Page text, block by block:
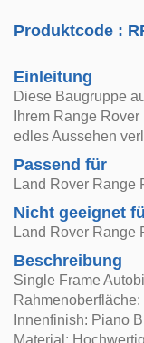
Produktcode :
Einleitung
Diese Baugruppe
Ihrem Range
edles Aussehen
Passend für
Land Rover Range
Nicht geeignet
Land Rover Range
Beschreibung
Single Frame
Innenfinish: Piano
Material: